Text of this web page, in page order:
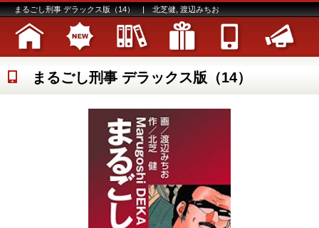
まるごし刑事 デラックス版（14） | 北芝健, 渡辺みちお
まるごし刑事 デラックス版（14）